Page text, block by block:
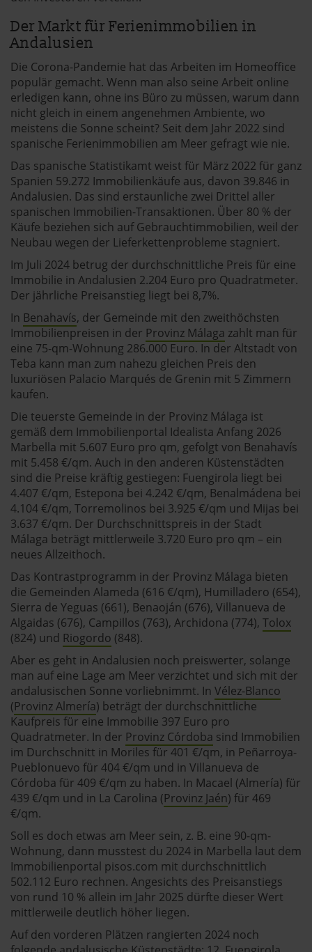
andalusien360.de verwendet Cookies
Einige von ihnen sind notwendig, während andere nicht
verbessern und wirtschaftlich zu betreiben. Du kannst in
den Einsatz der nicht notwendigen Cookies mit dem Klick
auf die Schaltfläche »Akzeptieren« einwilligen oder dich
per Klick auf »Anpassen« anders entscheiden. Die
Einwilligung umfasst alle vorausgewählten, bzw. von dir
ausgewählten Cookies. Du kannst diese Einstellungen
jederzeit aufrufen und Cookies auch nachträglich
jederzeit abwählen. Weitere Hinweise zu den
verwendeten Verfahren und Begrifflichkeiten (z.B.
»Cookies«, »Marketing« und »Statistik«) erhältst du in
der Datenschutzerklärung.
Datenschutzerklärung |Impressum
Der Markt für Ferienimmobilien in
Andalusien
Die Corona-Pandemie hat das Arbeiten im Homeoffice
populär gemacht. Wenn man also seine Arbeit online
erledigen kann, ohne ins Büro zu müssen, warum dann
nicht gleich in einem angenehmen Ambiente, wo
meistens die Sonne scheint? Seit dem Jahr 2022 sind
spanische Ferienimmobilien am Meer gefragt wie nie.
Das spanische Statistikamt weist für März 2022 für ganz
Spanien 59.272 Immobilienkäufe aus, davon 39.846 in
Andalusien. Das sind erstaunliche zwei Drittel aller
spanischen Immobilien-Transaktionen. Über 80 % der
Käufe beziehen sich auf Gebrauchtimmobilien, weil der
Neubau wegen der Lieferkettenprobleme stagniert.
Im Juli 2024 betrug der durchschnittliche Preis für eine
Immobilie in Andalusien 2.204 Euro pro Quadratmeter.
Der jährliche Preisanstieg liegt bei 8,7%.
In Benahavís, der Gemeinde mit den zweithöchsten
Immobilienpreisen in der Provinz Málaga zahlt man für
eine 75‑qm-Wohnung 286.000 Euro. In der Altstadt von
Teba kann man zum nahezu gleichen Preis den
luxuriösen Palacio Marqués de Grenin mit 5 Zimmern
kaufen.
Die teuerste Gemeinde in der Provinz Málaga ist
gemäß dem Immobilienportal Idealista Anfang 2026
Marbella mit 5.607 Euro pro qm, gefolgt von Benahavís
mit 5.458 €/qm. Auch in den anderen Küstenstädten
sind die Preise kräftig gestiegen: Fuengirola liegt bei
4.407 €/qm, Estepona bei 4.242 €/qm, Benalmádena bei
4.104 €/qm, Torremolinos bei 3.925 €/qm und Mijas bei
3.637 €/qm. Der Durchschnittspreis in der Stadt
Málaga beträgt mittlerweile 3.720 Euro pro qm – ein
neues Allzeithoch.
Das Kontrastprogramm in der Provinz Málaga bieten
die Gemeinden Alameda (616 €/qm), Humilladero (654),
Sierra de Yeguas (661), Benaoján (676), Villanueva de
Algaidas (676), Campillos (763), Archidona (774), Tolox
(824) und Riogordo (848).
Aber es geht in Andalusien noch preiswerter, solange
man auf eine Lage am Meer verzichtet und sich mit der
andalusischen Sonne vorliebnimmt. In Vélez-Blanco
(Provinz Almería) beträgt der durchschnittliche
Kaufpreis für eine Immobilie 397 Euro pro
Quadratmeter. In der Provinz Córdoba sind Immobilien
im Durchschnitt in Moriles für 401 €/qm, in Peñarroya-
Pueblonuevo für 404 €/qm und in Villanueva de
Córdoba für 409 €/qm zu haben. In Macael (Almería) für
439 €/qm und in La Carolina (Provinz Jaén) für 469
€/qm.
Soll es doch etwas am Meer sein, z. B. eine 90-qm-
Wohnung, dann musstest du 2024 in Marbella laut dem
Immobilienportal pisos.com mit durchschnittlich
502.112 Euro rechnen. Angesichts des Preisanstiegs
von rund 10 % allein im Jahr 2025 dürfte dieser Wert
mittlerweile deutlich höher liegen.
Auf den vorderen Plätzen rangierten 2024 noch